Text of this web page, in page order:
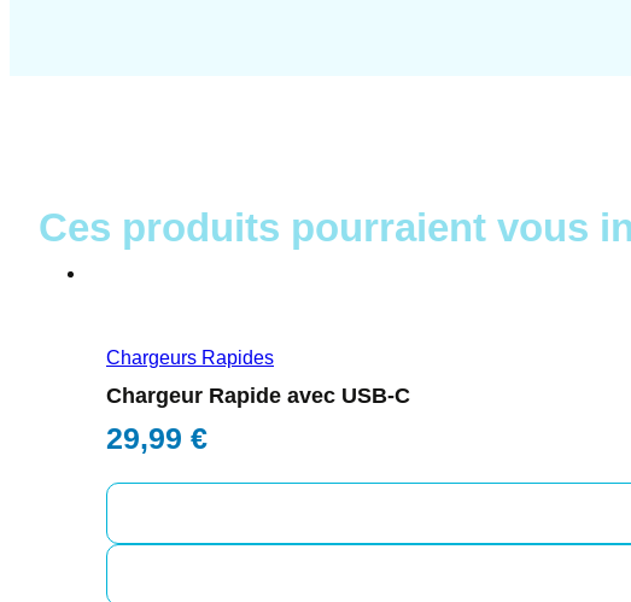
Ces produits pourraient vous
Chargeurs Rapides
Chargeur Rapide avec USB-C
29,99 €